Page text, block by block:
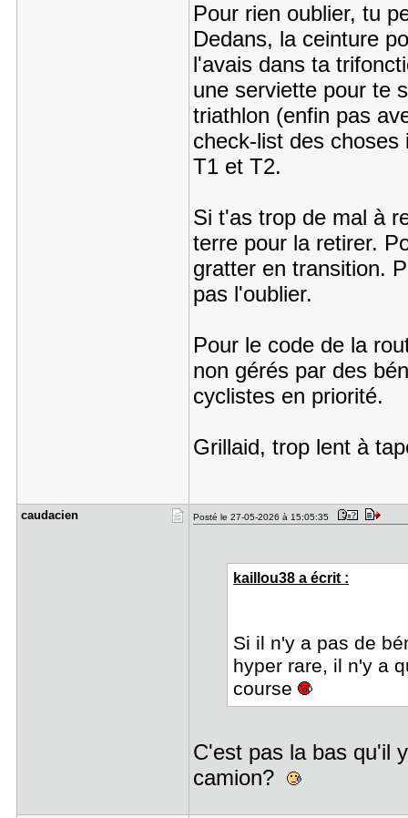
Pour rien oublier, tu
Dedans, la ceinture
l'avais dans ta
une serviette pour te
triathlon (enfin pas
check-list des choses
T1 et T2.
Si t'as trop de mal à
terre pour la retirer.
gratter en transition.
pas l'oublier.
Pour le code de la
non gérés par des
cyclistes en priorité.
Grillaid, trop lent à
caudacien Posté le 27-05-2026 à 15:05:35
kaillou38 a écrit :
Si il n'y a pas de
hyper rare, il n'y a
course
C'est pas la bas qu'il
camion?